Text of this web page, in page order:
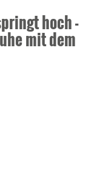
hoch -
mit dem